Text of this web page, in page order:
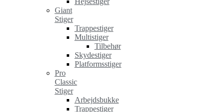
Giant
Stiger
Trappestiger
Multistiger
Tilbehør
Skydestiger
Platformsstiger
Pro
Classic
Stiger
Arbejdsbukke
Trappestiger